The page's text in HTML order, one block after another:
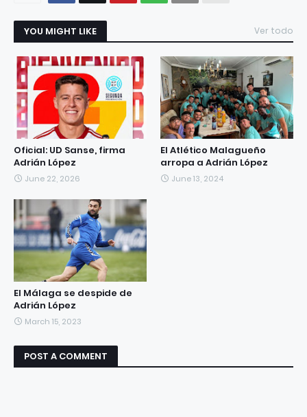
YOU MIGHT LIKE Ver todo
Oficial: UD Sanse, firma
Adrián López
June 22, 2026
El Atlético Malagueño
arropa a Adrián López
June 13, 2024
El Málaga se despide de
Adrián López
March 15, 2023
POST A COMMENT